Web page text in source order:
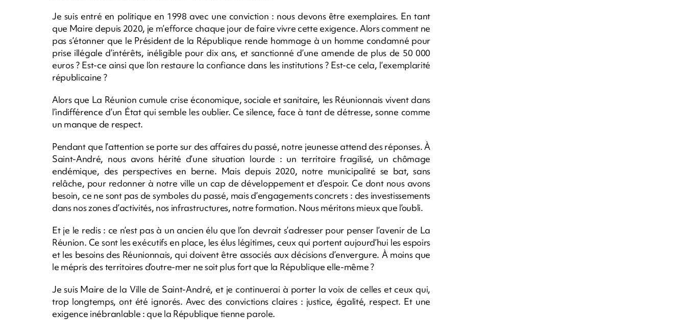
Je suis entré en politique en 1998 avec une conviction : nous devons être exemplaires. En tant
que Maire depuis 2020, je m’efforce chaque jour de faire vivre cette exigence. Alors comment ne
pas s’étonner que le Président de la République rende hommage à un homme condamné pour
prise illégale d’intérêts, inéligible pour dix ans, et sanctionné d’une amende de plus de 50 000
euros ? Est-ce ainsi que l’on restaure la confiance dans les institutions ? Est-ce cela, l’exemplarité
républicaine ?
Alors que La Réunion cumule crise économique, sociale et sanitaire, les Réunionnais vivent dans
l’indifférence d’un État qui semble les oublier. Ce silence, face à tant de détresse, sonne comme
un manque de respect.
Pendant que l’attention se porte sur des affaires du passé, notre jeunesse attend des réponses. À
Saint-André, nous avons hérité d’une situation lourde : un territoire fragilisé, un chômage
endémique, des perspectives en berne. Mais depuis 2020, notre municipalité se bat, sans
relâche, pour redonner à notre ville un cap de développement et d’espoir. Ce dont nous avons
besoin, ce ne sont pas de symboles du passé, mais d’engagements concrets : des investissements
dans nos zones d’activités, nos infrastructures, notre formation. Nous méritons mieux que l’oubli.
Et je le redis : ce n’est pas à un ancien élu que l’on devrait s’adresser pour penser l’avenir de La
Réunion. Ce sont les exécutifs en place, les élus légitimes, ceux qui portent aujourd’hui les espoirs
et les besoins des Réunionnais, qui doivent être associés aux décisions d’envergure. À moins que
le mépris des territoires d’outre-mer ne soit plus fort que la République elle-même ?
Je suis Maire de la Ville de Saint-André, et je continuerai à porter la voix de celles et ceux qui,
trop longtemps, ont été ignorés. Avec des convictions claires : justice, égalité, respect. Et une
exigence inébranlable : que la République tienne parole.